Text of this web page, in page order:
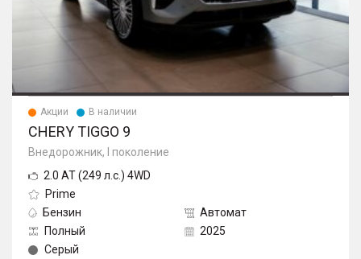
Акции В наличии
CHERY TIGGO 9
Внедорожник, I поколение
2.0 AT (249 л.с.) 4WD
Prime
Бензин
Автомат
Полный
2025
Серый